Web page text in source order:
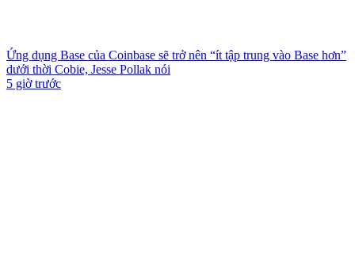
Ứng dụng Base của Coinbase sẽ trở nên “ít tập trung vào Base hơn”
dưới thời Cobie, Jesse Pollak nói
5 giờ trước